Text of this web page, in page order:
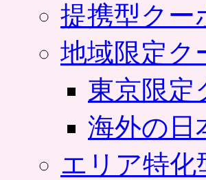
提携型クー
地域限定ク
東京限定
海外の日
エリア特化